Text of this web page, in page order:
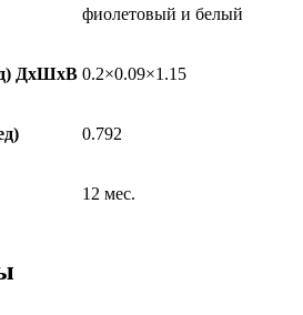
фиолетовый и белый
ДхШхВ 0.2×0.09×1.15
0.792
12 мес.